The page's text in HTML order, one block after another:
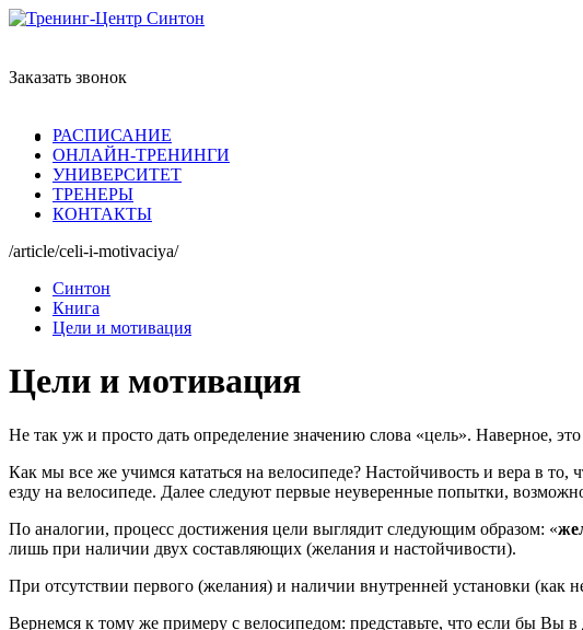
Заказать звонок
РАСПИСАНИЕ
ОНЛАЙН-ТРЕНИНГИ
УНИВЕРСИТЕТ
ТРЕНЕРЫ
КОНТАКТЫ
/article/celi-i-motivaciya/
Синтон
Книга
Цели и мотивация
Цели и мотивация
Не так уж и просто дать определение значению слова «цель». Наверное,
Как мы все же учимся кататься на велосипеде? Настойчивость и вера в
езду на велосипеде. Далее следуют первые неуверенные попытки,
По аналогии, процесс достижения цели выглядит следующим образом: «
лишь при наличии двух составляющих (желания и настойчивости).
При отсутствии первого (желания) и наличии внутренней установки (как
Вернемся к тому же примеру с велосипедом: представьте, что если бы Вы